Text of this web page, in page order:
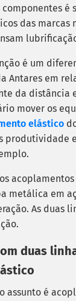
é
das marcas
é um
Antares em
da distância
mover os
elástico
produtividade
metálica em
As duas
duas
assunto é